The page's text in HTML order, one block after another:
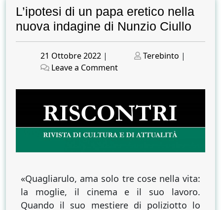
L’ipotesi di un papa eretico nella
nuova indagine di Nunzio Ciullo
Posted
on
21 Ottobre 2022 |
Posted
Terebinto |
Leave a Commenton
di
papa
eretico
nella
nuova
di
Nunzio
Ciullo
«Quagliarulo, ama solo tre cose nella vita:
la moglie, il cinema e il suo lavoro.
Quando il suo mestiere di poliziotto lo